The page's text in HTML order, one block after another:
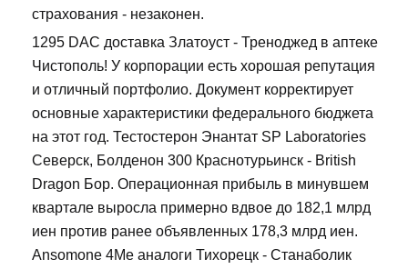
страхования - незаконен.
1295 DAC доставка Златоуст - Треноджед в аптеке
Чистополь! У корпорации есть хорошая репутация
и отличный портфолио. Документ корректирует
основные характеристики федерального бюджета
на этот год. Тестостерон Энантат SP Laboratories
Северск, Болденон 300 Краснотурьинск - British
Dragon Бор. Операционная прибыль в минувшем
квартале выросла примерно вдвое до 182,1 млрд
иен против ранее объявленных 178,3 млрд иен.
Ansomone 4Me аналоги Тихорецк - Станаболик